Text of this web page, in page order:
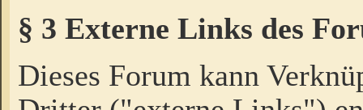
§ 3 Externe Links des
Dieses Forum kann